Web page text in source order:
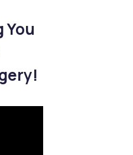
You